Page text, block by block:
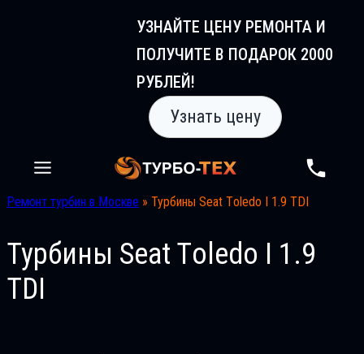
УЗНАЙТЕ ЦЕНУ РЕМОНТА И
ПОЛУЧИТЕ В ПОДАРОК 2000
РУБЛЕЙ!
Узнать цену
Ремонт турбин в Москве » Турбины Seat Tоledo I 1.9 TDI
Турбины Seat Tоledo I 1.9
TDI